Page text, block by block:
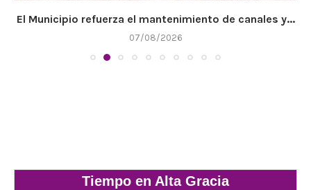
El Municipio refuerza el mantenimiento de canales y...
07/08/2026
Tiempo en Alta Gracia